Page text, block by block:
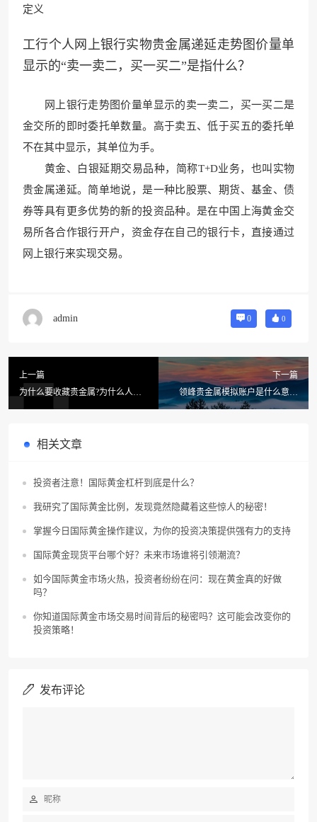
定义
工行个人网上银行实物贵金属递延走势图价量单
显示的“卖一卖二，买一买二”是指什么？
网上银行走势图价量单显示的卖一卖二 ，买一买二是
金交所的即时委托单数量。高于卖五、低于买五的委托单
不在其中显示，其单位为手。
黄金、白银延期交易品种，简称T+D业务，也叫实物
贵金属递延。简单地说，是一种比股票、期货、基金、债
券等具有更多优势的新的投资品种。是在中国上海黄金交
易所各合作银行开户，资金存在自己的银行卡，直接通过
网上银行来实现交易。
admin 0 0
上一篇
为什么要收藏贵金属?为什么人们
下一篇
领峰贵金属模拟账户是什么意思
(贵金属模拟大赛什么时候啊)
相关文章
投资者注意！国际黄金杠杆到底是什么？
我研究了国际黄金比例，发现竟然隐藏着这些惊人的秘密！
掌握今日国际黄金操作建议，为你的投资决策提供强有力的支持
国际黄金现货平台哪个好？未来市场谁将引领潮流？
如今国际黄金市场火热，投资者纷纷在问：现在黄金真的好做
吗？
你知道国际黄金市场交易时间背后的秘密吗？这可能会改变你的
投资策略！
发布评论